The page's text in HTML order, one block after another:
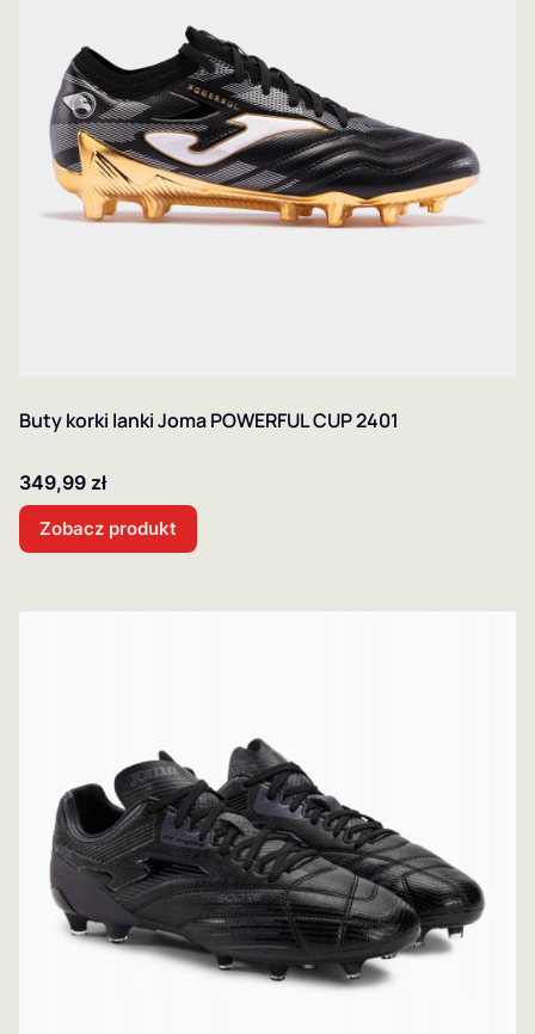
Buty korki lanki Joma POWERFUL CUP 2401
Cena
349,99 zł
Zobacz produkt